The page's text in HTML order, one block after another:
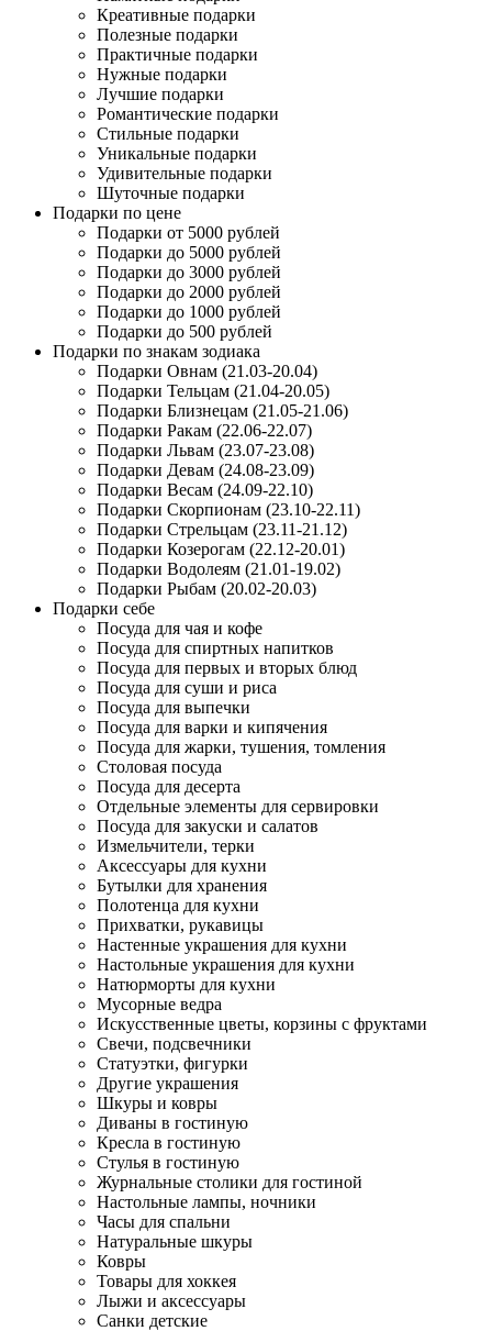
Креативные подарки
Полезные подарки
Практичные подарки
Нужные подарки
Лучшие подарки
Романтические подарки
Стильные подарки
Уникальные подарки
Удивительные подарки
Шуточные подарки
Подарки по цене
Подарки от 5000 рублей
Подарки до 5000 рублей
Подарки до 3000 рублей
Подарки до 2000 рублей
Подарки до 1000 рублей
Подарки до 500 рублей
Подарки по знакам зодиака
Подарки Овнам (21.03-20.04)
Подарки Тельцам (21.04-20.05)
Подарки Близнецам (21.05-21.06)
Подарки Ракам (22.06-22.07)
Подарки Львам (23.07-23.08)
Подарки Девам (24.08-23.09)
Подарки Весам (24.09-22.10)
Подарки Скорпионам (23.10-22.11)
Подарки Стрельцам (23.11-21.12)
Подарки Козерогам (22.12-20.01)
Подарки Водолеям (21.01-19.02)
Подарки Рыбам (20.02-20.03)
Подарки себе
Посуда для чая и кофе
Посуда для спиртных напитков
Посуда для первых и вторых блюд
Посуда для суши и риса
Посуда для выпечки
Посуда для варки и кипячения
Посуда для жарки, тушения, томления
Столовая посуда
Посуда для десерта
Отдельные элементы для сервировки
Посуда для закуски и салатов
Измельчители, терки
Аксессуары для кухни
Бутылки для хранения
Полотенца для кухни
Прихватки, рукавицы
Настенные украшения для кухни
Настольные украшения для кухни
Натюрморты для кухни
Мусорные ведра
Искусственные цветы, корзины с фруктами
Свечи, подсвечники
Статуэтки, фигурки
Другие украшения
Шкуры и ковры
Диваны в гостиную
Кресла в гостиную
Стулья в гостиную
Журнальные столики для гостиной
Настольные лампы, ночники
Часы для спальни
Натуральные шкуры
Ковры
Товары для хоккея
Лыжи и аксессуары
Санки детские